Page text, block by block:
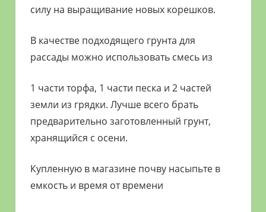
силу на выращивание новых корешков.
В качестве подходящего грунта для
рассады можно использовать смесь из
1 части торфа, 1 части песка и 2 частей
земли из грядки. Лучше всего брать
предварительно заготовленный грунт,
хранящийся с осени.
Купленную в магазине почву насыпьте в
емкость и время от времени